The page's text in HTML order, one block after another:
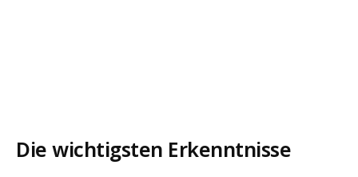
Die wichtigsten Erkenntnisse